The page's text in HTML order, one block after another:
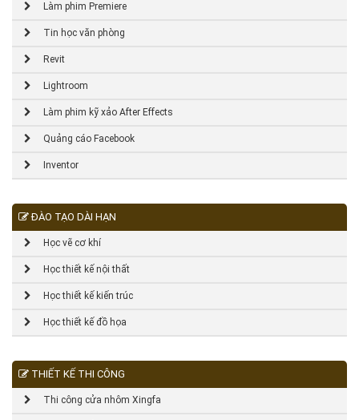
Làm phim Premiere
Tin học văn phòng
Revit
Lightroom
Làm phim kỹ xảo After Effects
Quảng cáo Facebook
Inventor
ĐÀO TẠO DÀI HẠN
Học vẽ cơ khí
Học thiết kế nội thất
Học thiết kế kiến trúc
Học thiết kế đồ họa
THIẾT KẾ THI CÔNG
Thi công cửa nhôm Xingfa